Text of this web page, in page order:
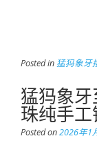
Posted in 猛犸象牙
猛犸象
珠纯手
Posted on2026年1